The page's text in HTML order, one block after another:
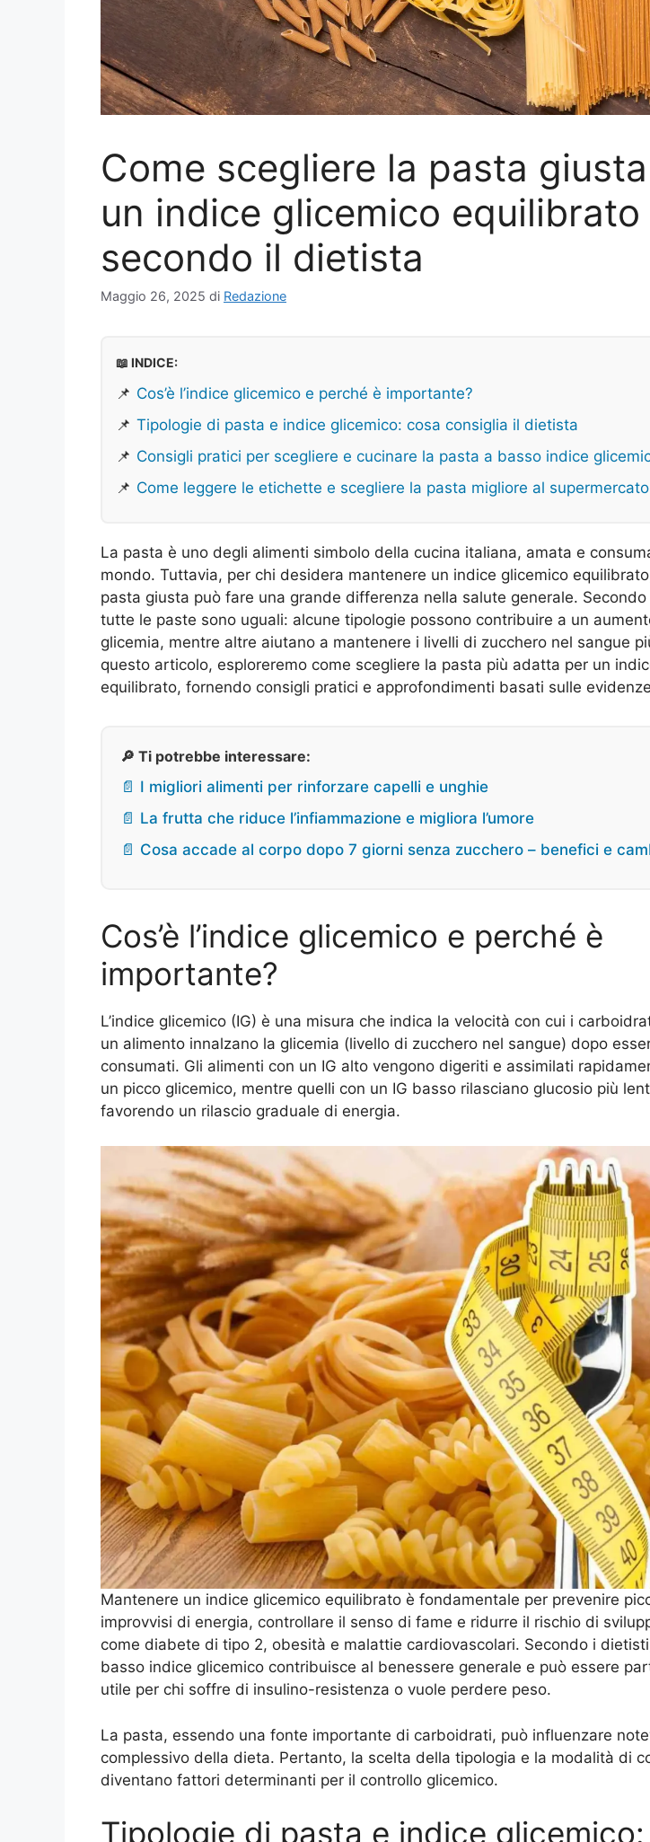
Come scegliere la pasta
un indice glicemico equilibrato
secondo il dietista
Maggio 26, 2025 di Redazione
📖 INDICE:
📌 Cos’è l’indice glicemico e perché è importante?
📌 Tipologie di pasta e indice glicemico: cosa consiglia il dietista
📌 Consigli pratici per scegliere e cucinare la pasta a basso indice
📌 Come leggere le etichette e scegliere la pasta migliore al supermercato
La pasta è uno degli alimenti simbolo della cucina italiana, amata e
mondo. Tuttavia, per chi desidera mantenere un indice glicemico
pasta giusta può fare una grande differenza nella salute generale.
tutte le paste sono uguali: alcune tipologie possono contribuire a un
glicemia, mentre altre aiutano a mantenere i livelli di zucchero nel sangue
questo articolo, esploreremo come scegliere la pasta più adatta per un
equilibrato, fornendo consigli pratici e approfondimenti basati sulle
🔎 Ti potrebbe interessare:
📄 I migliori alimenti per rinforzare capelli e unghie
📄 La frutta che riduce l’infiammazione e migliora l’umore
📄 Cosa accade al corpo dopo 7 giorni senza zucchero – benefici e
Cos’è l’indice glicemico e perché è
importante?
L’indice glicemico (IG) è una misura che indica la velocità con cui i
un alimento innalzano la glicemia (livello di zucchero nel sangue) dopo
consumati. Gli alimenti con un IG alto vengono digeriti e assimilati
un picco glicemico, mentre quelli con un IG basso rilasciano glucosio più
favorendo un rilascio graduale di energia.
Mantenere un indice glicemico equilibrato è fondamentale per prevenire
improvvisi di energia, controllare il senso di fame e ridurre il rischio di
come diabete di tipo 2, obesità e malattie cardiovascolari. Secondo i
basso indice glicemico contribuisce al benessere generale e può essere
utile per chi soffre di insulino-resistenza o vuole perdere peso.
La pasta, essendo una fonte importante di carboidrati, può influenzare
complessivo della dieta. Pertanto, la scelta della tipologia e la modalità di
diventano fattori determinanti per il controllo glicemico.
Tipologie di pasta e indice